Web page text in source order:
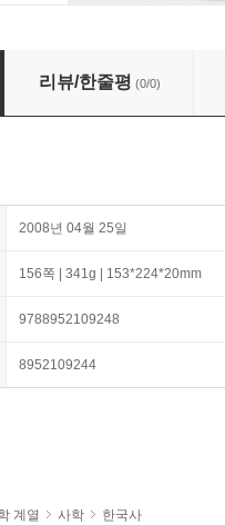
덕안 연구
리뷰/한줄평 (0/0)
2008년 04월 25일
156쪽 | 341g | 153*224*20mm
9788952109248
8952109244
계열 사학
한국사